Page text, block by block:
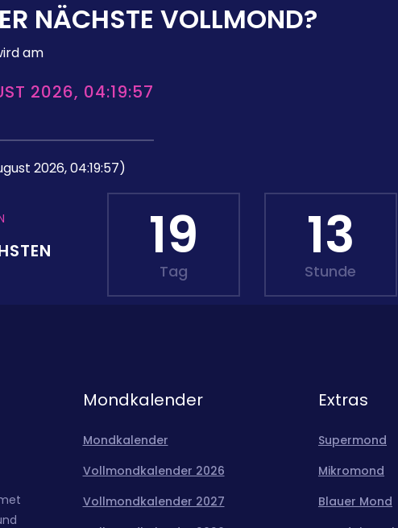
NÄCHSTE VOLLMOND?
am
2026, 04:19:57
2026, 04:19:57)
19
Tag
13
Stunde
Mondkalender
Mondkalender
Vollmondkalender 2026
Vollmondkalender 2027
Extras
Supermond
Mikromond
Blauer Mond